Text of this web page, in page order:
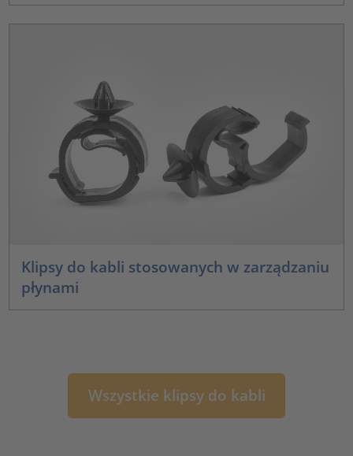
Klipsy do kabli stosowanych w zarządzaniu
płynami
Wszystkie klipsy do kabli